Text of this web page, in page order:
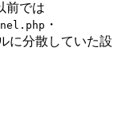
前では
・
に分散していた設